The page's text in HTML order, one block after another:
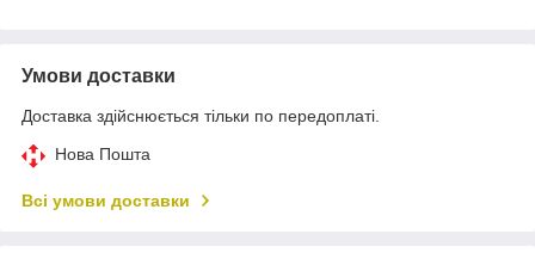
Умови доставки
Доставка здійснюється тільки по передоплаті.
Нова Пошта
Всі умови доставки